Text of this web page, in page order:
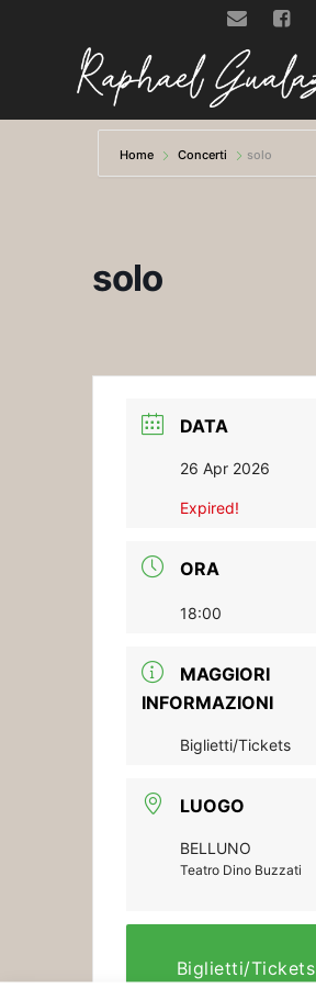
Home Concerti solo
solo
DATA
26 Apr 2026
Expired!
ORA
18:00
MAGGIORI
INFORMAZIONI
Biglietti/Tickets
LUOGO
BELLUNO
Teatro Dino Buzzati
Biglietti/Tickets